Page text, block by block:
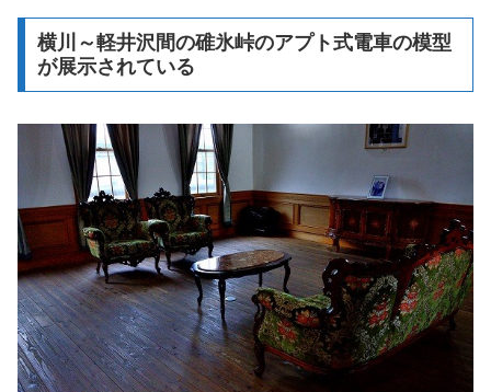
横川～軽井沢間の碓氷峠のアプト式電車の模型
が展示されている